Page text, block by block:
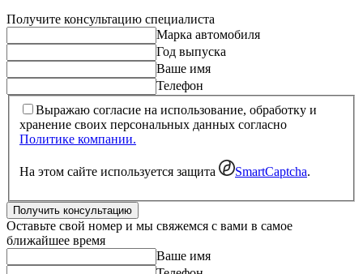
Получите консультацию специалиста
Марка автомобиля
Год выпуска
Ваше имя
Телефон
Выражаю согласие на использование, обработку и
хранение своих персональных данных согласно
Политике компании.
На этом сайте используется защита SmartCaptcha.
Получить консультацию
Оставьте свой номер и мы свяжемся с вами в самое
ближайшее время
Ваше имя